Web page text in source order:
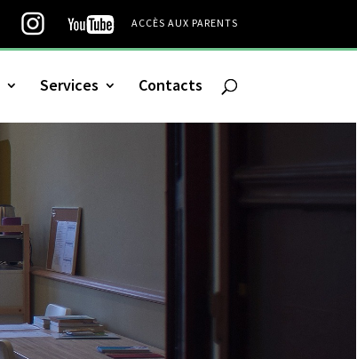
ACCÈS AUX PARENTS
Services Contacts